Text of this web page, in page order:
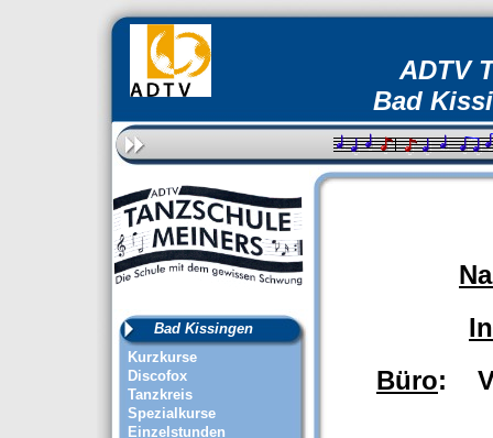
ADTV
Bad
Bad Kissingen
Kurzkurse
Discofox
Tanzkreis
Spezialkurse
Einzelstunden
Büro: